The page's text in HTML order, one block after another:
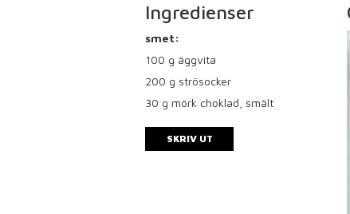
Ingredienser
smet:
100 g äggvita
200 g strösocker
30 g mörk choklad, smält
SKRIV UT